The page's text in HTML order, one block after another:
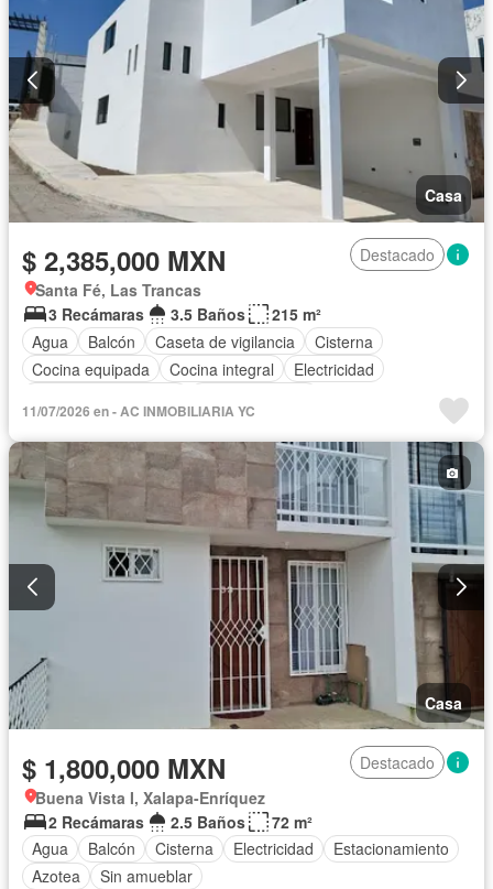
Casa
$ 2,385,000 MXN
Destacado
Santa Fé, Las Trancas
3 Recámaras
3.5 Baños
215 m²
Agua
Balcón Caseta de vigilancia
Cisterna
Cocina equipada
Cocina integral
Electricidad
Televisión por cable
Wifi Sin amueblar
11/07/2026 en - AC INMOBILIARIA YC
Casa
$ 1,800,000 MXN
Destacado
Buena Vista I, Xalapa-Enríquez
2 Recámaras
2.5 Baños
72 m²
Agua
Balcón Cisterna Electricidad
Estacionamiento
Azotea
Sin amueblar